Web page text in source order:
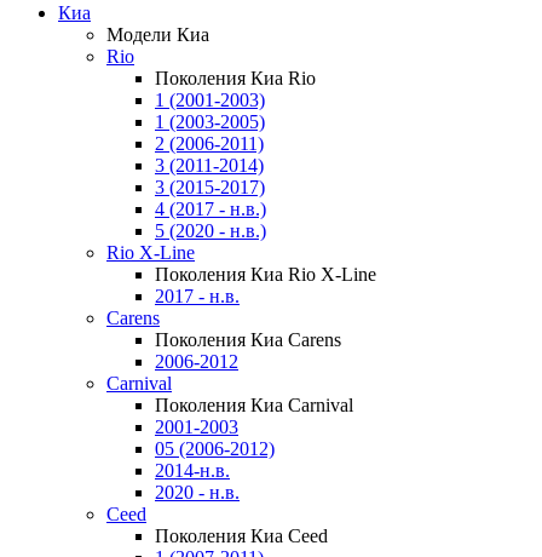
Киа
Модели Киа
Rio
Поколения Киа Rio
1 (2001-2003)
1 (2003-2005)
2 (2006-2011)
3 (2011-2014)
3 (2015-2017)
4 (2017 - н.в.)
5 (2020 - н.в.)
Rio X-Line
Поколения Киа Rio X-Line
2017 - н.в.
Carens
Поколения Киа Carens
2006-2012
Carnival
Поколения Киа Carnival
2001-2003
05 (2006-2012)
2014-н.в.
2020 - н.в.
Ceed
Поколения Киа Ceed